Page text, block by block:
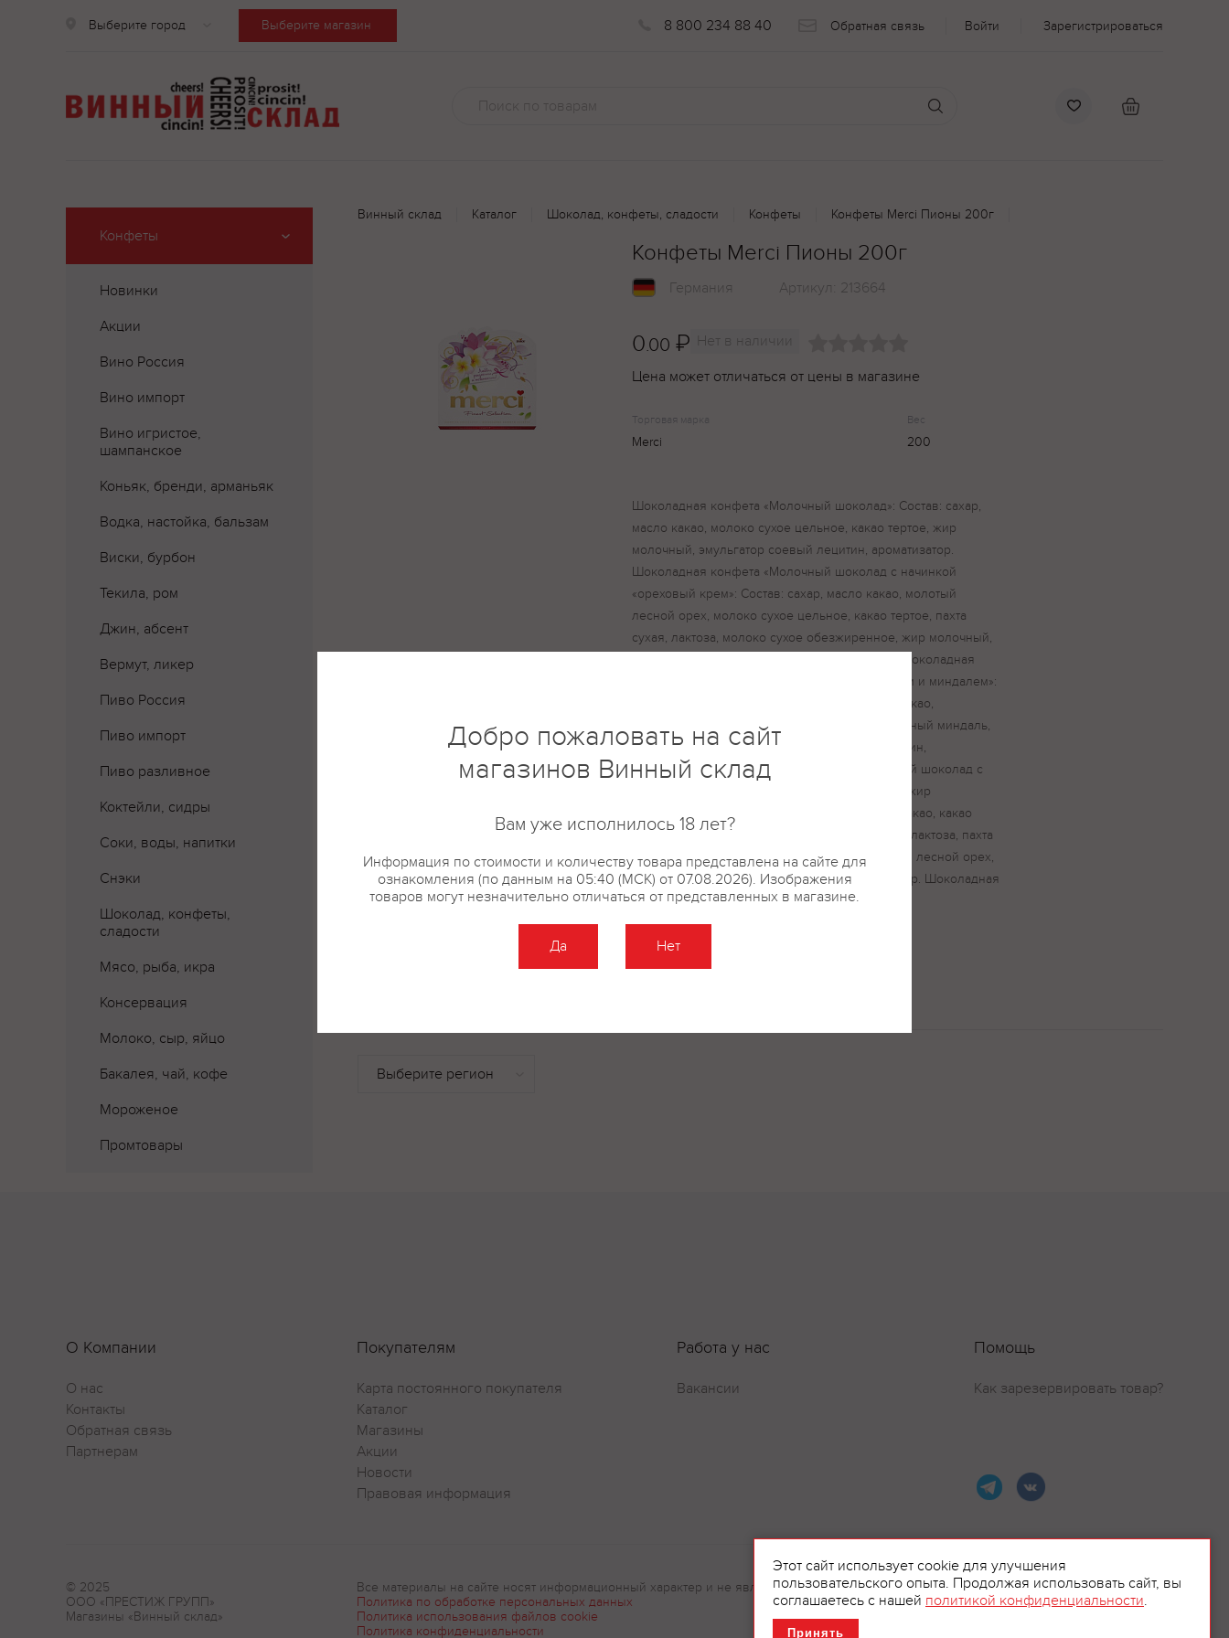
Выберите город Выберите магазин 8 800 234 88 40 Обратная связь Войти Зарегистрироваться
Конфеты
Новинки
Акции
Вино Россия
Вино импорт
Вино игристое,
шампанское
Коньяк, бренди, арманьяк
Водка, настойка, бальзам
Виски, бурбон
Текила, ром
Джин, абсент
Вермут, ликер
Пиво Россия
Пиво импорт
Пиво разливное
Коктейли, сидры
Соки, воды, напитки
Снэки
Шоколад, конфеты,
сладости
Мясо, рыба, икра
Консервация
Молоко, сыр, яйцо
Бакалея, чай, кофе
Мороженое
Промтовары
Винный склад Каталог Шоколад, конфеты, сладости Конфеты Конфеты Merci Пионы 200г
Конфеты Merci Пионы 200г
Германия Артикул: 213664
0.00 ₽ Нет в наличии
Цена может отличаться от цены в магазине
Торговая марка
Merci
Вес
200
Шоколадная конфета «Молочный шоколад»: Состав: сахар,
масло какао, молоко сухое цельное, какао тертое, жир
молочный, эмульгатор соевый лецитин, ароматизатор.
Шоколадная конфета «Молочный шоколад с начинкой
«ореховый крем»: Состав: сахар, масло какао, молотый
лесной орех, молоко сухое цельное, какао тертое, пахта
сухая, лактоза, молоко сухое обезжиренное, жир молочный,
эмульгатор соевый лецитин, ароматизаторы. Шоколадная
конфета «Молочный шоколад с лесным орехом и миндалем»:
Состав: сахар, молоко сухое цельное, масло какао,
дробленый лесной орех, какао тертое, дробленый миндаль,
пахта сухая, лактоза, эмульгатор соевый лецитин,
ароматизатор. Шоколадная конфета «Молочный шоколад с
кремовой начинкой «пралине»: Состав: сахар, жир
растительный, молоко сухое цельное, масло какао, какао
тертое, молоко сухое обезжиренное, глюкоза, лактоза, пахта
сухая, жир молочный, какао-порошок, молотый лесной орех,
эмульгатор соевый лецитин, соль, ароматизатор. Шоколадная
конфета «Темный шоколад»: Состав:
Оставить отзыв
О Компании
О нас
Контакты
Обратная связь
Партнерам
Покупателям
Карта постоянного покупателя
Каталог
Магазины
Акции
Новости
Правовая информация
Работа у нас
Вакансии
Помощь
Как зарезервировать товар?
© 2025
ООО «ПРЕСТИЖ ГРУПП»
Магазины «Винный склад»
Все материалы на сайте носят информационный характер и не являются рекламой.
Политика по обработке персональных данных
Политика использования файлов cookie
Политика конфиденциальности
Этот сайт использует cookie для улучшения
пользовательского опыта. Продолжая использовать сайт, вы
соглашаетесь с нашей политикой конфиденциальности.
Принять
Добро пожаловать на сайт
магазинов Винный склад
Вам уже исполнилось 18 лет?
Информация по стоимости и количеству товара представлена на сайте для
ознакомления (по данным на 05:40 (МСК) от 07.08.2026). Изображения
товаров могут незначительно отличаться от представленных в магазине.
Да Нет